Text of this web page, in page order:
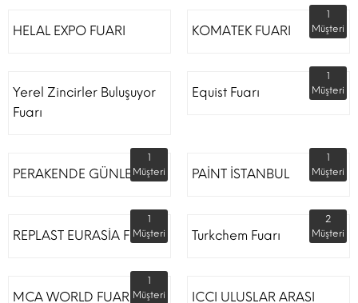
HELAL EXPO FUARI KOMATEK FUARI
1
Müşteri
Yerel Zincirler Buluşuyor
Fuarı
Equist Fuarı
1
Müşteri
PERAKENDE GÜNLERİ
1
Müşteri
PAİNT İSTANBUL
1
Müşteri
REPLAST EURASİA FUARI
1
Müşteri
Turkchem Fuarı
2
Müşteri
MCA WORLD FUARI
1
Müşteri
ICCI ULUSLAR ARASI